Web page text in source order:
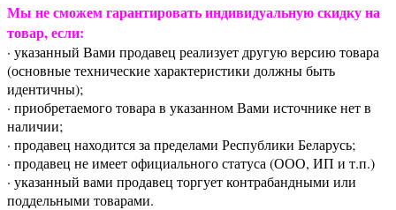
Мы не сможем гарантировать индивидуальную скидку на
товар, если:
· указанный Вами продавец реализует другую версию товара
(основные технические характеристики должны быть
идентичны);
· приобретаемого товара в указанном Вами источнике нет в
наличии;
· продавец находится за пределами Республики Беларусь;
· продавец не имеет официального статуса (ООО, ИП и т.п.)
· указанный вами продавец торгует контрабандными или
поддельными товарами.